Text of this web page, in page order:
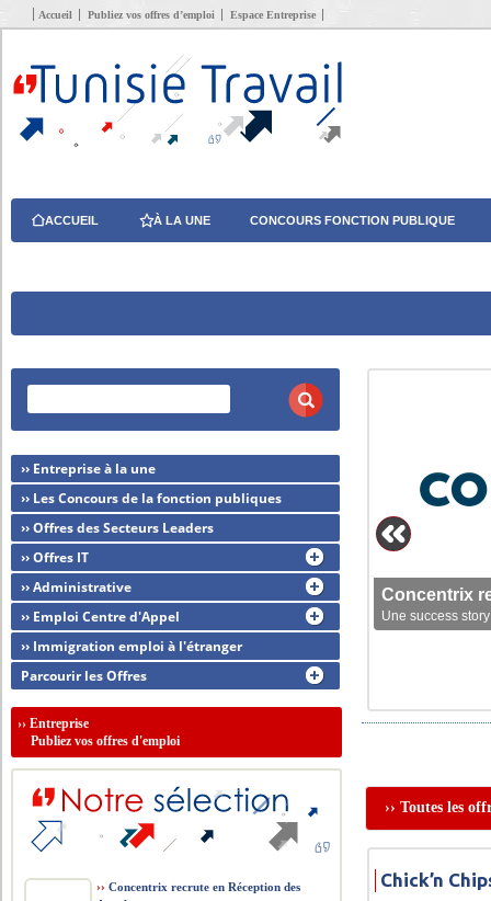
Accueil Publiez vos offres d’emploi Espace Entreprise
ACCUEIL À LA UNE CONCOURS FONCTION PUBLIQUE
Concentrix
Une success
›› Toutes les
Chick’n
›› Entreprise à la une
›› Les Concours de la fonction publiques
›› Offres des Secteurs Leaders
›› Offres IT
›› Administrative
›› Emploi Centre d'Appel
›› Immigration emploi à l'étranger
Parcourir les Offres
››Entreprise
Publiez vos offres d'emploi
›› Concentrix recrute en Réception des